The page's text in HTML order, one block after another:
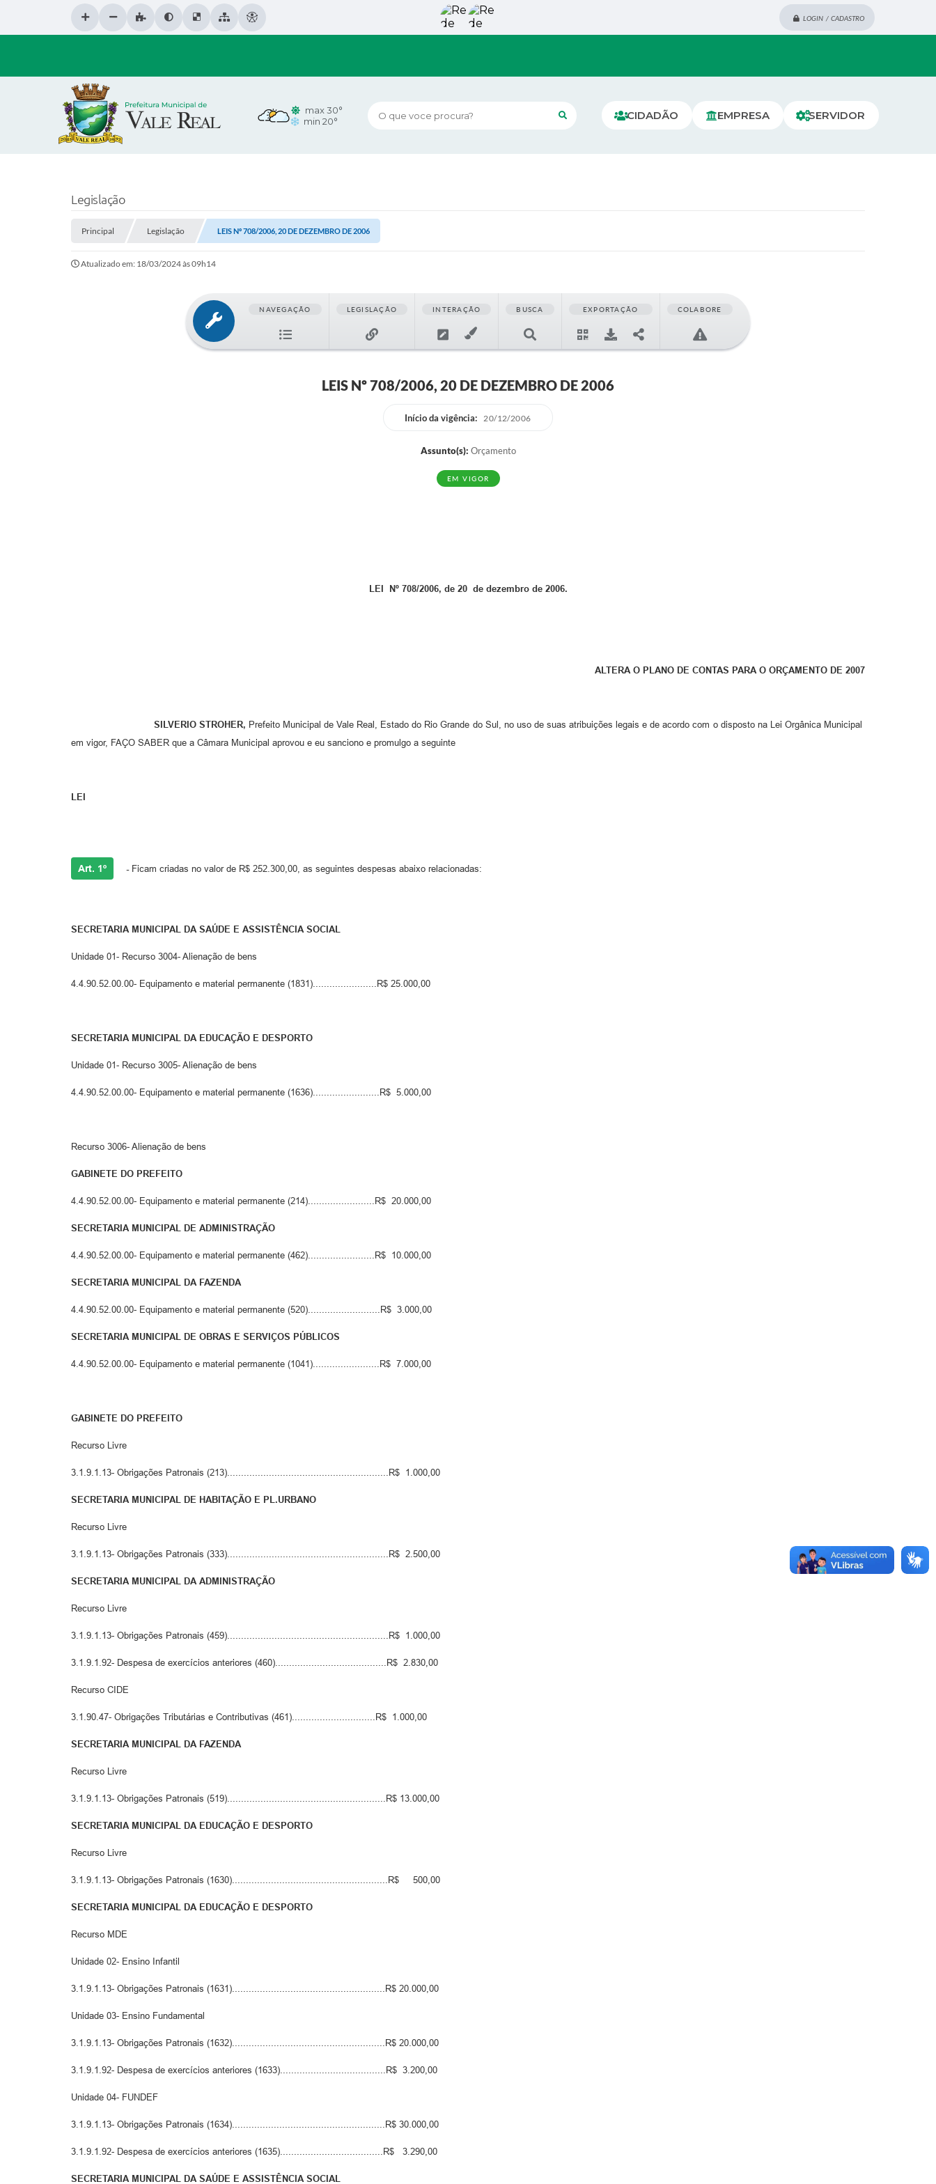
LOGIN / CADASTRO
O que voce procura? CIDADÃO EMPRESA SERVIDOR
max 30°
min 20°
Legislação
Principal Legislação LEIS Nº 708/2006, 20 DE DEZEMBRO DE 2006
Atualizado em: 18/03/2024 às 09h14
NAVEGAÇÃO LEGISLAÇÃO INTERAÇÃO BUSCA EXPORTAÇÃO COLABORE
LEIS Nº 708/2006, 20 DE DEZEMBRO DE 2006
Início da vigência: 20/12/2006
Assunto(s): Orçamento
EM VIGOR
LEI Nº 708/2006, de 20 de dezembro de 2006.
ALTERA O PLANO DE CONTAS PARA O ORÇAMENTO DE 2007
SILVERIO STROHER, Prefeito Municipal de Vale Real, Estado do Rio Grande do Sul, no uso de suas atribuições legais e de acordo com o disposto na Lei Orgânica Municipal
em vigor, FAÇO SABER que a Câmara Municipal aprovou e eu sanciono e promulgo a seguinte
LEI
Art. 1º -Ficam criadas no valor de R$ 252.300,00, as seguintes despesas abaixo relacionadas:
SECRETARIA MUNICIPAL DA SAÚDE E ASSISTÊNCIA SOCIAL
Unidade 01- Recurso 3004- Alienação de bens
4.4.90.52.00.00- Equipamento e material permanente (1831).......................R$ 25.000,00
SECRETARIA MUNICIPAL DA EDUCAÇÃO E DESPORTO
Unidade 01- Recurso 3005- Alienação de bens
4.4.90.52.00.00- Equipamento e material permanente (1636)........................R$ 5.000,00
Recurso 3006- Alienação de bens
GABINETE DO PREFEITO
4.4.90.52.00.00- Equipamento e material permanente (214)........................R$ 20.000,00
SECRETARIA MUNICIPAL DE ADMINISTRAÇÃO
4.4.90.52.00.00- Equipamento e material permanente (462)........................R$ 10.000,00
SECRETARIA MUNICIPAL DA FAZENDA
4.4.90.52.00.00- Equipamento e material permanente (520)..........................R$ 3.000,00
SECRETARIA MUNICIPAL DE OBRAS E SERVIÇOS PÚBLICOS
4.4.90.52.00.00- Equipamento e material permanente (1041)........................R$ 7.000,00
GABINETE DO PREFEITO
Recurso Livre
3.1.9.1.13- Obrigações Patronais (213)..........................................................R$ 1.000,00
SECRETARIA MUNICIPAL DE HABITAÇÃO E PL.URBANO
Recurso Livre
3.1.9.1.13- Obrigações Patronais (333)..........................................................R$ 2.500,00
SECRETARIA MUNICIPAL DA ADMINISTRAÇÃO
Recurso Livre
3.1.9.1.13- Obrigações Patronais (459)..........................................................R$ 1.000,00
3.1.9.1.92- Despesa de exercícios anteriores (460)........................................R$ 2.830,00
Recurso CIDE
3.1.90.47- Obrigações Tributárias e Contributivas (461)..............................R$ 1.000,00
SECRETARIA MUNICIPAL DA FAZENDA
Recurso Livre
3.1.9.1.13- Obrigações Patronais (519).........................................................R$ 13.000,00
SECRETARIA MUNICIPAL DA EDUCAÇÃO E DESPORTO
Recurso Livre
3.1.9.1.13- Obrigações Patronais (1630)........................................................R$ 500,00
SECRETARIA MUNICIPAL DA EDUCAÇÃO E DESPORTO
Recurso MDE
Unidade 02- Ensino Infantil
3.1.9.1.13- Obrigações Patronais (1631).......................................................R$ 20.000,00
Unidade 03- Ensino Fundamental
3.1.9.1.13- Obrigações Patronais (1632).......................................................R$ 20.000,00
3.1.9.1.92- Despesa de exercícios anteriores (1633)......................................R$ 3.200,00
Unidade 04- FUNDEF
3.1.9.1.13- Obrigações Patronais (1634).......................................................R$ 30.000,00
3.1.9.1.92- Despesa de exercícios anteriores (1635).....................................R$ 3.290,00
SECRETARIA MUNICIPAL DA SAÚDE E ASSISTÊNCIA SOCIAL